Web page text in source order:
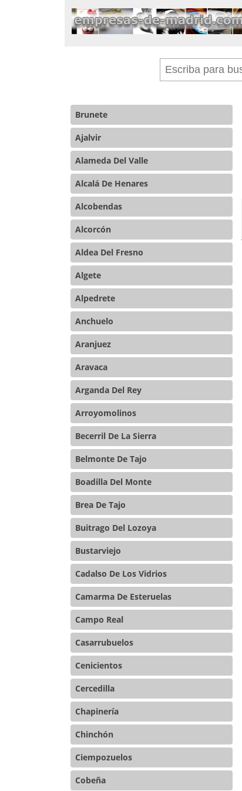
Brunete
Ajalvir
Alameda Del Valle
Alcalá De Henares
Alcobendas
Alcorcón
Aldea Del Fresno
Algete
Alpedrete
Anchuelo
Aranjuez
Aravaca
Arganda Del Rey
Arroyomolinos
Becerril De La Sierra
Belmonte De Tajo
Boadilla Del Monte
Brea De Tajo
Buitrago Del Lozoya
Bustarviejo
Cadalso De Los Vidrios
Camarma De Esteruelas
Campo Real
Casarrubuelos
Cenicientos
Cercedilla
Chapinería
Chinchón
Ciempozuelos
Cobeña